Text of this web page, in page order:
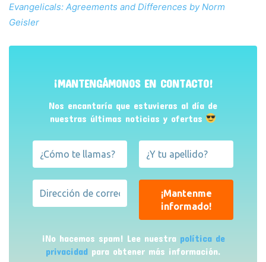
Evangelicals: Agreements and Differences by Norm
Geisler
¡MANTENGÁMONOS EN CONTACTO!
Nos encantaría que estuvieras al día de
nuestras últimas noticias y ofertas
¡No hacemos spam! Lee nuestra política de
privacidad para obtener más información.